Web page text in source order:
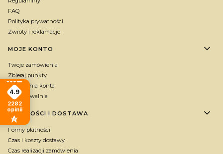
FAQ
Polityka prywatności
Zwroty i reklamacje
MOJE KONTO
Twoje zamówienia
Zbieraj punkty
Ustawienia konta
Przechowalnia
PŁATNOŚCI I DOSTAWA
Formy płatności
Czas i koszty dostawy
Czas realizacji zamówienia
4.9
2282
opinii